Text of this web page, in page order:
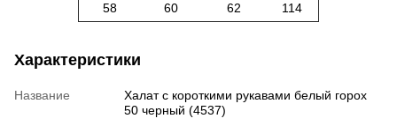
58
60 62 114
Характеристики
Название
Халат с короткими рукавами белый горох
50 черный (4537)